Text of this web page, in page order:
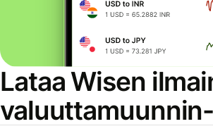
Lataa Wisen